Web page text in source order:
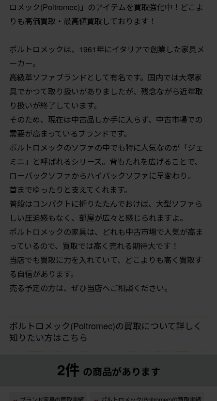
ロメック(Poltromec)」のアイテムを買取強化中！どこよ
りも高価買取・最高値買取しております！
ポルトロメックは、1961年にイタリアで創業した家具メ
ーカー。
高級革ソファブランドとして有名です。国内では大塚家
具でかつて取り扱いがありましたが、残念ながら近年取
り扱いが終了しています。
そのため、現在は中古品しか手に入らず、中古市場での
需要が高まっているブランドです。
ポルトロメックのソファの中でも特に人気なのが「ジェ
ミニ」と呼ばれるシリーズ。背もたれを広げることで、
ローバックソファからハイバックソファに早変わり。
首までゆったりと支えてくれます。
普段はコンパクトに折りたたんでおけば、大型ソファら
しい圧迫感もなく、部屋が広々と感じられますよ。
ポルトロメックの家具は、どれも中古市場で人気が高ま
っているので、買取では高く売れる期待大です！
当店でも買取に力を入れていて、どこよりも高く買取す
る自信があります。
売る予定の方は、ぜひ当店へご相談ください。
ポルトロメック(Poltromec)の買取について詳しく
知りたい方はこちら
2件 の商品があります